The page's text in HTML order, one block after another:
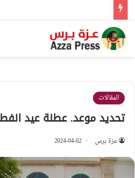
المقالات
تحديد موعد. عطلة عيد
عزة برس 2024-04-02